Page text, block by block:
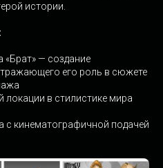
истории.
«Брат» — создание
его роль в сюжете
локации в стилистике мира
с кинематографичной подачей